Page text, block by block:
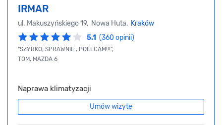
IRMAR
ul. Makuszyńskiego 19, Nowa Huta, Kraków
5.1 (360 opinii)
"SZYBKO, SPRAWNIE , POLECAM!!!",
TOM, MAZDA 6
Naprawa klimatyzacji
Umów wizytę